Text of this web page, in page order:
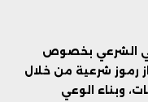
الشرعي بخصوص
رموز شرعية من خلال
وبناء الوعي